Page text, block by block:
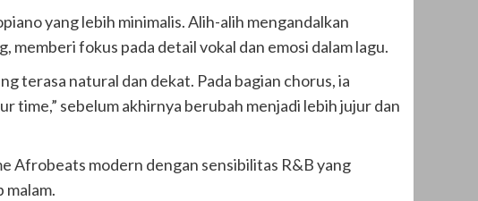
yang lebih minimalis. Alih-alih mengandalkan
fokus pada detail vokal dan emosi dalam lagu.
terasa natural dan dekat. Pada bagian chorus, ia
time,” sebelum akhirnya berubah menjadi lebih jujur dan
Afrobeats modern dengan sensibilitas R&B yang
malam.